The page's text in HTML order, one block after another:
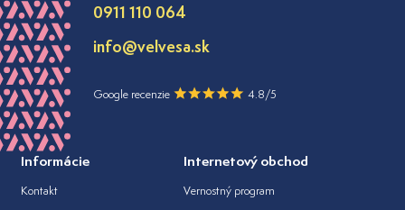
0911 110 064
info@velvesa.sk
Google recenzie 4.8/5
Informácie
Kontakt
Internetový obchod
Vernostný program